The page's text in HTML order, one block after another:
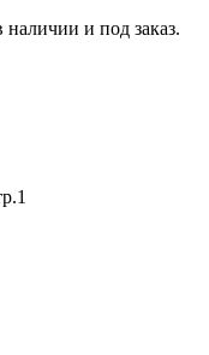
и под заказ.